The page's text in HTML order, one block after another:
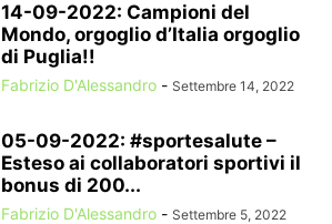
14-09-2022: Campioni del
Mondo, orgoglio d’Italia orgoglio
di Puglia!!
Fabrizio D'Alessandro - Settembre 14, 2022
05-09-2022: #sportesalute –
Esteso ai collaboratori sportivi il
bonus di 200...
Fabrizio D'Alessandro - Settembre 5, 2022